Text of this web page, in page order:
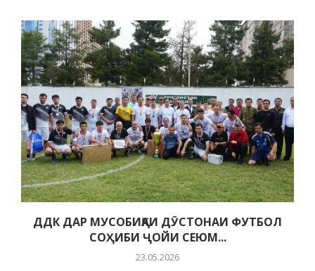
ДДК ДАР МУСОБИҚАИ ДӮСТОНАИ ФУТБОЛ
СОҲИБИ ҶОЙИ СЕЮМ...
23.05.2026